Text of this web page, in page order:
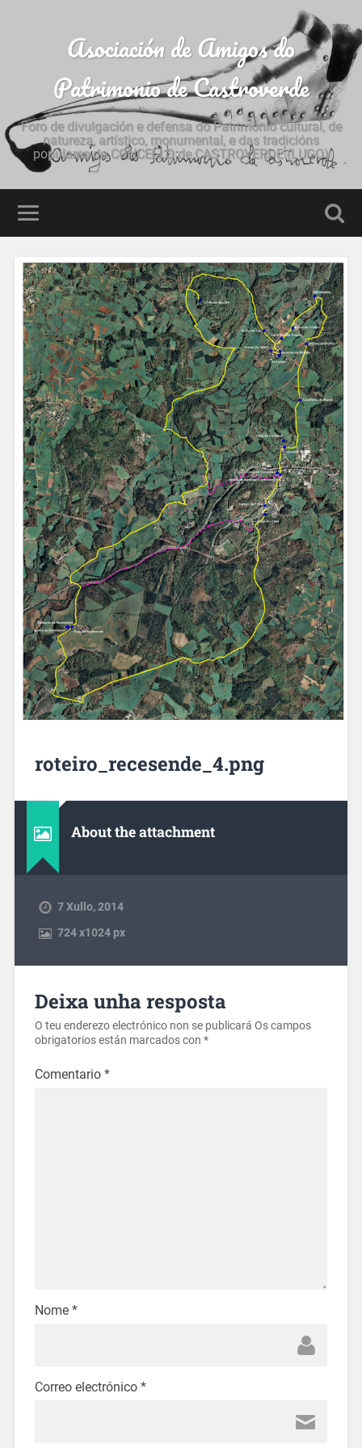
Asociación de Amigos do
Patrimonio de Castroverde
Foro de divulgación e defensa do Patrimonio cultural, de
natureza, artístico, monumental, e das tradicións
populares do CONCELLO de CASTROVERDE (LUGO)
roteiro_recesende_4.png
About the attachment
7 Xullo, 2014
724x1024 px
Deixa unha resposta
O teu enderezo electrónico non se publicará Os campos
obrigatorios están marcados con *
Comentario *
Nome *
Correo electrónico *